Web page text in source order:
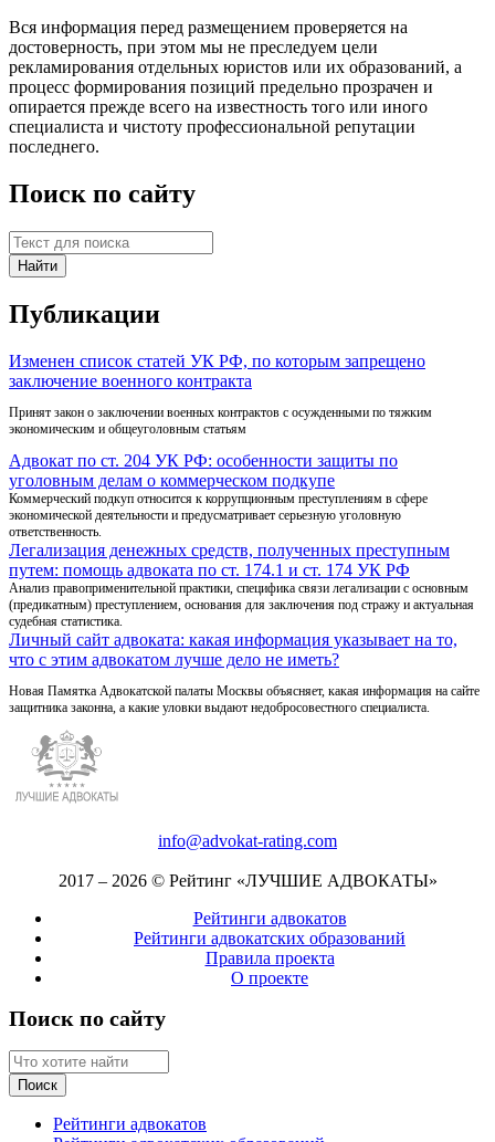
Вся информация перед размещением проверяется на
достоверность, при этом мы не преследуем цели
рекламирования отдельных юристов или их образований, а
процесс формирования позиций предельно прозрачен и
опирается прежде всего на известность того или иного
специалиста и чистоту профессиональной репутации
последнего.
Поиск по сайту
Публикации
Изменен список статей УК РФ, по которым запрещено
заключение военного контракта
Принят закон о заключении военных контрактов с осужденными по тяжким
экономическим и общеуголовным статьям
Адвокат по ст. 204 УК РФ: особенности защиты по
уголовным делам о коммерческом подкупе
Коммерческий подкуп относится к коррупционным преступлениям в сфере
экономической деятельности и предусматривает серьезную уголовную
ответственность.
Легализация денежных средств, полученных преступным
путем: помощь адвоката по ст. 174.1 и ст. 174 УК РФ
Анализ правоприменительной практики, специфика связи легализации с основным
(предикатным) преступлением, основания для заключения под стражу и актуальная
судебная статистика.
Личный сайт адвоката: какая информация указывает на то,
что с этим адвокатом лучше дело не иметь?
Новая Памятка Адвокатской палаты Москвы объясняет, какая информация на сайте
защитника законна, а какие уловки выдают недобросовестного специалиста.
info@advokat-rating.com
2017 – 2026 © Рейтинг «ЛУЧШИЕ АДВОКАТЫ»
Рейтинги адвокатов
Рейтинги адвокатских образований
Правила проекта
О проекте
Поиск по сайту
Рейтинги адвокатов